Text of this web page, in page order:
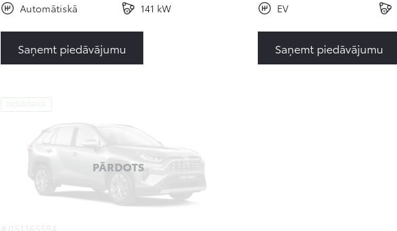
Automātiskā
141 kW
Saņemt piedāvājumu
EV
Saņemt piedāvājumu
noliktavā
PĀRDOTS